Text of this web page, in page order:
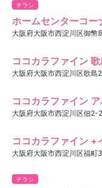
チラシ
ホームセンターコー
大阪府大阪市西淀川区御幣
ココカラファイン
大阪府大阪市西淀川区歌
ココカラファイン
大阪府大阪市西淀川区佃
ココカラファイン +
大阪府大阪市西淀川区福
チラシ